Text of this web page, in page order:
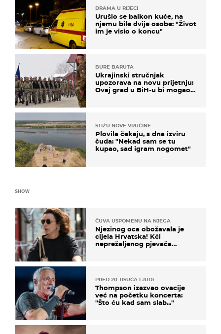
DRAMA U RIJECI
Urušio se balkon kuće, na
njemu bile dvije osobe: "Život
im je visio o koncu"
BURE BARUTA
Ukrajinski stručnjak
upozorava na novu prijetnju:
Ovaj grad u BiH-u bi mogao
STIŽU NOVE VRUĆINE
Plovila čekaju, s dna izviru
čuda: "Nekad sam se tu
kupao, sad igram nogomet"
SHOW
ČUVA USPOMENU NA NJEGA
Njezinog oca obožavala je
cijela Hrvatska! Kći
neprežaljenog pjevača
PRED 20 TISUĆA LJUDI
Thompson izazvao ovacije
već na početku koncerta:
"Što ću kad sam slab..."